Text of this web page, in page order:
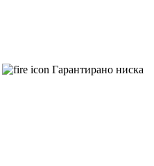
Гарантирано ниска